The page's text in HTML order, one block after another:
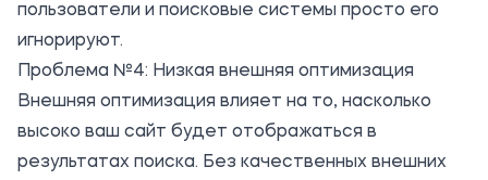
пользователи и поисковые системы просто его
игнорируют.
Проблема №4: Низкая внешняя оптимизация
Внешняя оптимизация влияет на то, насколько
высоко ваш сайт будет отображаться в
результатах поиска. Без качественных внешних